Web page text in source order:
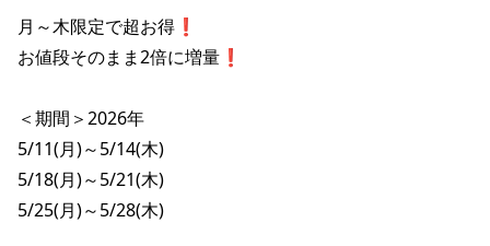
華花
株主通信
株主総会関連資料
その他IR資料
株価情報
株主優待
電子公告
FAQ
IRお問い合わせ
月～木限定で超お得❗️
お値段そのまま2倍に増量❗️
＜期間＞2026年
5/11(月)～5/14(木)
5/18(月)～5/21(木)
5/25(月)～5/28(木)